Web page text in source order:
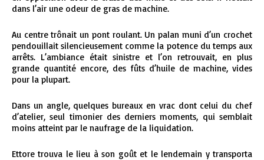
dans l’air une odeur de gras de machine.
Au centre trônait un pont roulant. Un palan muni d’un crochet
pendouillait silencieusement comme la potence du temps aux
arrêts. L’ambiance était sinistre et l’on retrouvait, en plus
grande quantité encore, des fûts d’huile de machine, vides
pour la plupart.
Dans un angle, quelques bureaux en vrac dont celui du chef
d’atelier, seul timonier des derniers moments, qui semblait
moins atteint par le naufrage de la liquidation.
Ettore trouva le lieu à son goût et le lendemain y transporta